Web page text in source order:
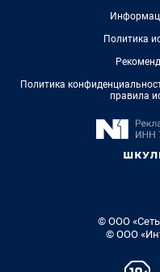
Политика
Политика
правила
© ООО «Сеть
© ООО